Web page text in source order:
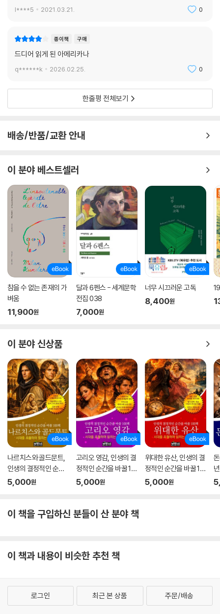
l****5 2021.03.21. 0
종이책 구매
드디어 읽게 된 아메리카나
q******k 2026.02.25. 0
한줄평 전체보기
배송/반품/교환 안내
이 분야 베스트셀러
참을 수 없는 존재의 가
벼움
11,900원
달과 6펜스 - 세계문학
전집 038
7,000원
너무 시끄러운 고독
8,400원
이 분야 신상품
나르치스와 골드문트,
인생의 결정적인 순간
을 바꿀 100책
5,000원
고리오 영감, 인생의 결
정적인 순간을 바꿀 10
0책
5,000원
위대한 유산, 인생의 결
정적인 순간을 바꿀 10
0책
5,000원
이 책을 구입하신 분들이 산 분야 책
이 책과 내용이 비슷한 추천 책
로그인 최근 본 상품 주문/배송